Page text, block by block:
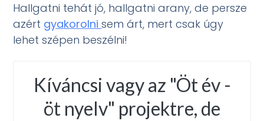
Hallgatni tehát jó, hallgatni arany, de persze
azért gyakorolnisem árt, mert csak úgy
lehet szépen beszélni!
Kíváncsi vagy az "Öt év -
öt nyelv" projektre, de